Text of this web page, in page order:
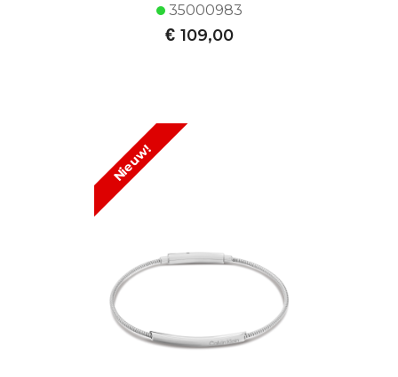
35000983
€ 109,00
Nieuw!